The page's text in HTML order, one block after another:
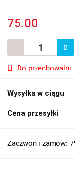
75.00
Do przechowalni
Wysyłka w ciągu
Cena przesyłki
Zadzwoń i zamów: